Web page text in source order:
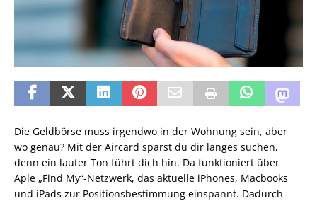
Die Geldbörse muss irgendwo in der Wohnung sein, aber
wo genau? Mit der Aircard sparst du dir langes suchen,
denn ein lauter Ton führt dich hin. Da funktioniert über
Aple „Find My“-Netzwerk, das aktuelle iPhones, Macbooks
und iPads zur Positionsbestimmung einspannt. Dadurch